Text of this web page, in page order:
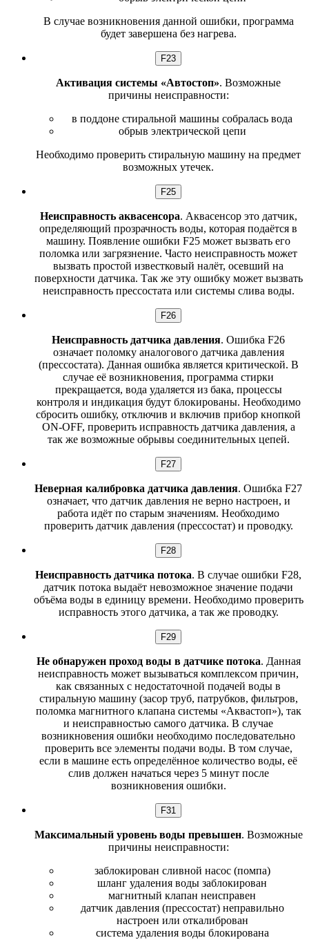
В случае возникновения данной ошибки, программа
будет завершена без нагрева.
F23
Активация системы «Автостоп». Возможные
причины неисправности:
в поддоне стиральной машины собралась вода
обрыв электрической цепи
Необходимо проверить стиральную машину на предмет
возможных утечек.
F25
Неисправность аквасенсора. Аквасенсор это датчик,
определяющий прозрачность воды, которая подаётся в
машину. Появление ошибки F25 может вызвать его
поломка или загрязнение. Часто неисправность может
вызвать простой известковый налёт, осевший на
поверхности датчика. Так же эту ошибку может вызвать
неисправность прессостата или системы слива воды.
F26
Неисправность датчика давления. Ошибка F26
означает поломку аналогового датчика давления
(прессостата). Данная ошибка является критической. В
случае её возникновения, программа стирки
прекращается, вода удаляется из бака, процессы
контроля и индикация будут блокированы. Необходимо
сбросить ошибку, отключив и включив прибор кнопкой
ON-OFF, проверить исправность датчика давления, а
так же возможные обрывы соединительных цепей.
F27
Неверная калибровка датчика давления. Ошибка F27
означает, что датчик давления не верно настроен, и
работа идёт по старым значениям. Необходимо
проверить датчик давления (прессостат) и проводку.
F28
Неисправность датчика потока. В случае ошибки F28,
датчик потока выдаёт невозможное значение подачи
объёма воды в единицу времени. Необходимо проверить
исправность этого датчика, а так же проводку.
F29
Не обнаружен проход воды в датчике потока. Данная
неисправность может вызываться комплексом причин,
как связанных с недостаточной подачей воды в
стиральную машину (засор труб, патрубков, фильтров,
поломка магнитного клапана системы «Аквастоп»), так
и неисправностью самого датчика. В случае
возникновения ошибки необходимо последовательно
проверить все элементы подачи воды. В том случае,
если в машине есть определённое количество воды, её
слив должен начаться через 5 минут после
возникновения ошибки.
F31
Максимальный уровень воды превышен. Возможные
причины неисправности:
заблокирован сливной насос (помпа)
шланг удаления воды заблокирован
магнитный клапан неисправен
датчик давления (прессостат) неправильно
настроен или откалиброван
система удаления воды блокирована